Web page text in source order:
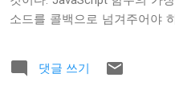
소드를 콜백으로 넘겨주어야
은 귀찮은 일이다. 이제
댓글 쓰기